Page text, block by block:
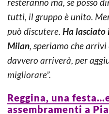
tutti, il gruppo è unito.
può discutere. Ha lasciato
Milan, speriamo che
davvero arriverà, per
migliorare”.
Reggina, una
assembramenti a